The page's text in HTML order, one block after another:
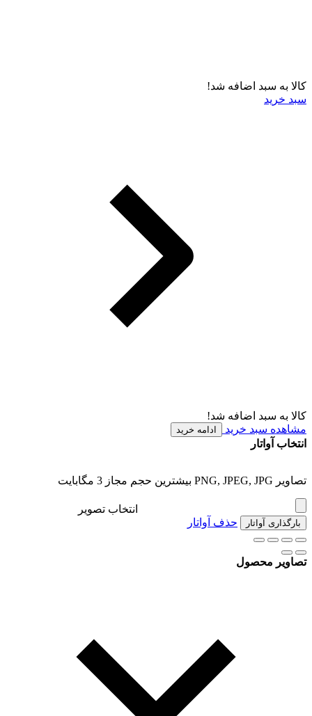
کالا به سبد اضافه شد!
سبد خرید
کالا به سبد اضافه شد!
مشاهده سبد خرید
ادامه خرید
انتخاب آواتار
تصاویر PNG, JPEG, JPG بیشترین حجم مجاز 3 مگابایت
انتخاب تصویر
بارگذاری آواتار حذف آواتار
تصاویر محصول